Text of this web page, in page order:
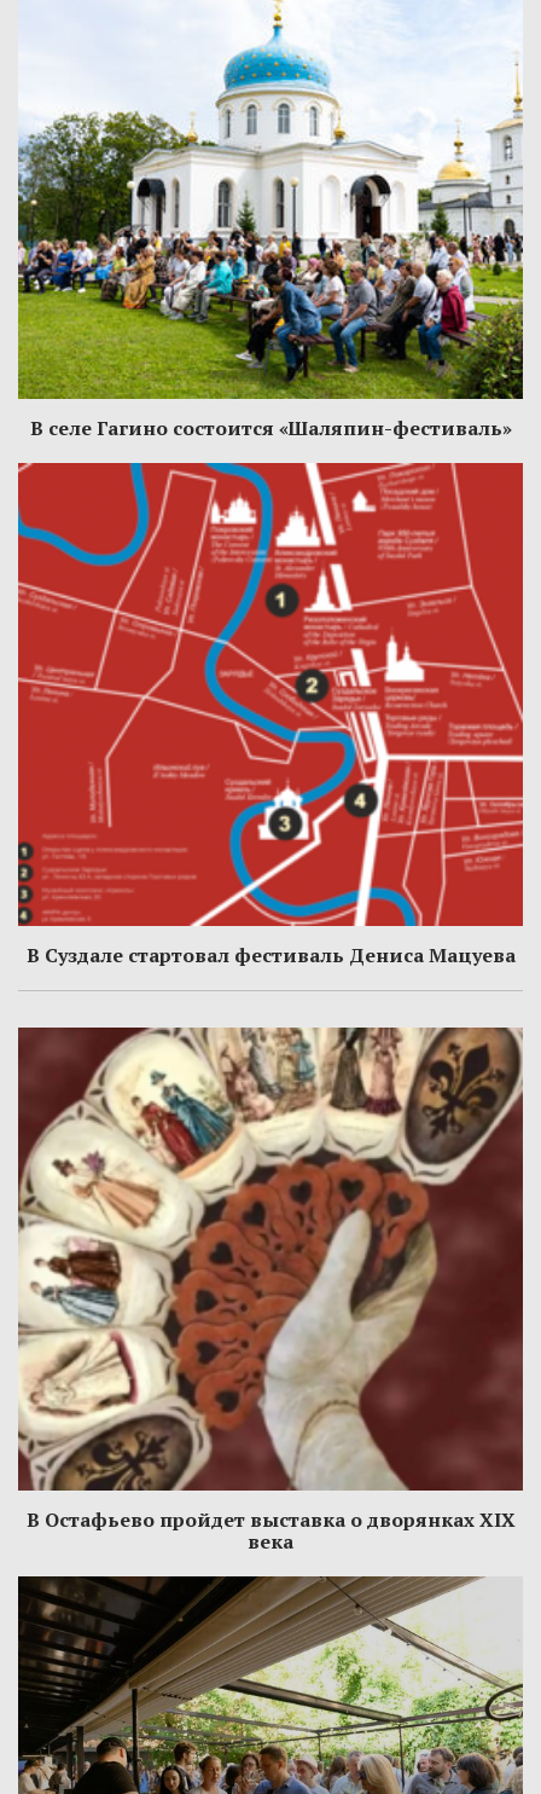
В селе Гагино состоится «Шаляпин-фестиваль»
В Суздале стартовал фестиваль Дениса Мацуева
В Остафьево пройдет выставка о дворянках XIX
века